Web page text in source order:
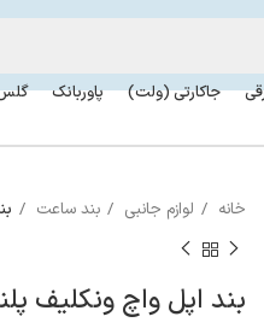
جاکارتی (ولت) پاوربانک
خانه لوازم جانبی بند ساعت
بند اپل واچ ونکلیف